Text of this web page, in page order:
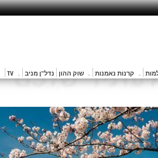
קרנות נאמנות שוק ההון נדל"ן מניב TV